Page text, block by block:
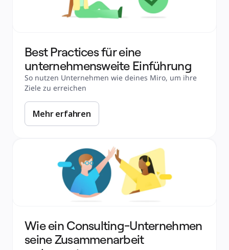
Best Practices für eine
unternehmensweite Einführung
So nutzen Unternehmen wie deines Miro, um ihre
Ziele zu erreichen
Mehr erfahren
Wie ein Consulting-Unternehmen
seine Zusammenarbeit